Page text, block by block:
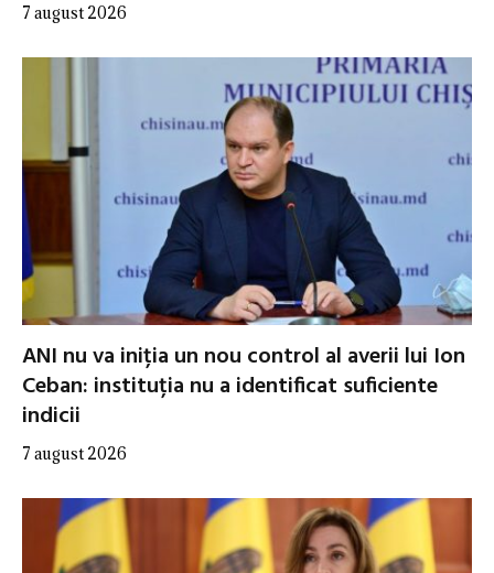
7 august 2026
ANI nu va iniția un nou control al averii lui Ion
Ceban: instituția nu a identificat suficiente
indicii
7 august 2026